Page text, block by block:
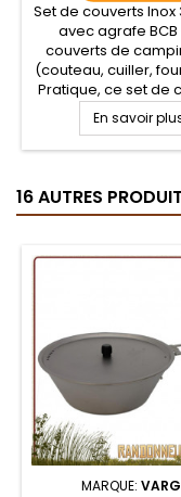
Set de couverts Inox
avec agrafe
couverts de
(couteau, cuiller,
Pratique, ce set de
en acier inoxydable
robuste et adapté à
terrains. Les
agrafe,
maintenir groupés
En savoir
16 AUTRES
MARQUE: